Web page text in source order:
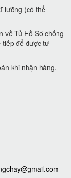
lưỡng (có thể
về Tủ Hồ Sơ chống
tiếp để được tư
khi nhận hàng.